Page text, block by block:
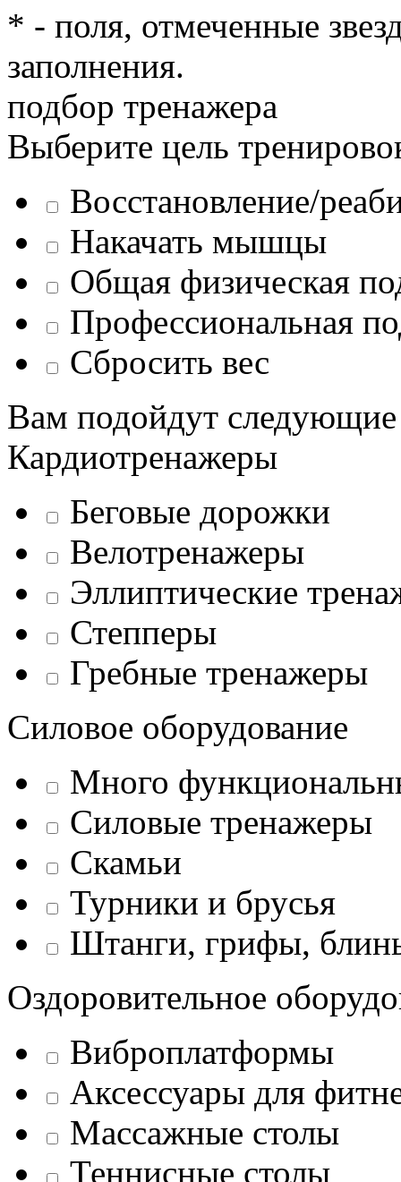
* - поля, отмеченные
заполнения.
подбор тренажера
Выберите цель
Восстановление/
Накачать мышцы
Общая физическая
Профессиональная
Сбросить вес
Вам подойдут
Кардиотренажеры
Беговые дорожки
Велотренажеры
Эллиптические
Степперы
Гребные тренажеры
Силовое оборудование
Много
Силовые тренажеры
Скамьи
Турники и брусья
Штанги, грифы,
Оздоровительное
Виброплатформы
Аксессуары для
Массажные столы
Теннисные столы